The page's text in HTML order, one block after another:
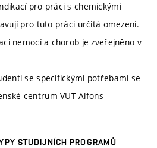
pro práci s chemickými
pro tuto práci určitá omezení.
nemocí a chorob je zveřejněno v
se specifickými potřebami se
centrum VUT Alfons
STUDIJNÍCH PROGRAMŮ